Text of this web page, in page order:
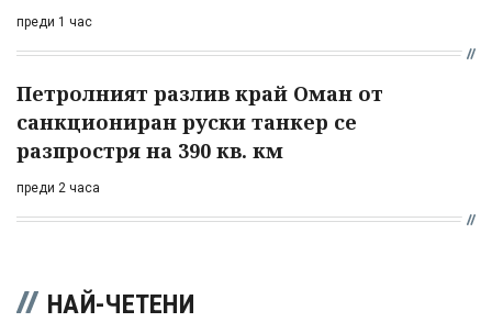
преди 1 час
Петролният разлив край Оман от
санкциониран руски танкер се
разпростря на 390 кв. км
преди 2 часа
НАЙ-ЧЕТЕНИ